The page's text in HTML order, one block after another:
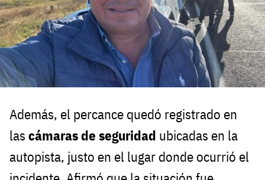
Además, el percance quedó registrado en
las cámaras de seguridad ubicadas en la
autopista, justo en el lugar donde ocurrió el